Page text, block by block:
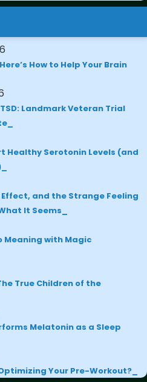
How to Help Your Brain
Landmark Veteran Trial
Healthy Serotonin Levels (and
and the Strange Feeling
It Seems
Meaning with Magic
True Children of the
Melatonin as a Sleep
Your Pre-Workout?